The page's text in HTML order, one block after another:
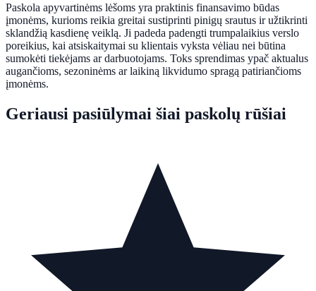
Paskola apyvartinėms lėšoms yra praktinis finansavimo būdas
įmonėms, kurioms reikia greitai sustiprinti pinigų srautus ir užtikrinti
sklandžią kasdienę veiklą. Ji padeda padengti trumpalaikius verslo
poreikius, kai atsiskaitymai su klientais vyksta vėliau nei būtina
sumokėti tiekėjams ar darbuotojams. Toks sprendimas ypač aktualus
augančioms, sezoninėms ar laikiną likvidumo spragą patiriančioms
įmonėms.
Geriausi pasiūlymai šiai paskolų rūšiai